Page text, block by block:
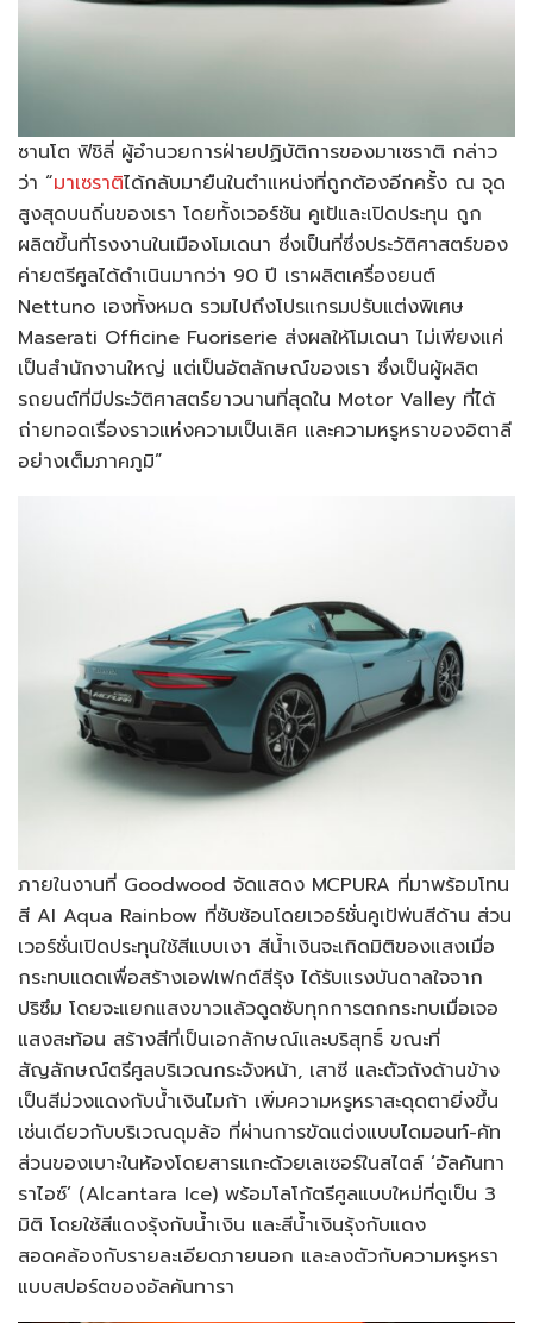
ซานโต ฟิชิลี่ ผู้อำนวยการฝ่ายปฏิบัติการของมาเซราติ กล่าว
ว่า “มาเซราติได้กลับมายืนในตำแหน่งที่ถูกต้องอีกครั้ง ณ จุด
สูงสุดบนถิ่นของเรา โดยทั้งเวอร์ชัน คูเป้และเปิดประทุน ถูก
ผลิตขึ้นที่โรงงานในเมืองโมเดนา ซึ่งเป็นที่ซึ่งประวัติศาสตร์ของ
ค่ายตรีศูลได้ดำเนินมากว่า 90 ปี เราผลิตเครื่องยนต์
Nettuno เองทั้งหมด รวมไปถึงโปรแกรมปรับแต่งพิเศษ
Maserati Officine Fuoriserie ส่งผลให้โมเดนา ไม่เพียงแค่
เป็นสำนักงานใหญ่ แต่เป็นอัตลักษณ์ของเรา ซึ่งเป็นผู้ผลิต
รถยนต์ที่มีประวัติศาสตร์ยาวนานที่สุดใน Motor Valley ที่ได้
ถ่ายทอดเรื่องราวแห่งความเป็นเลิศ และความหรูหราของอิตาลี
อย่างเต็มภาคภูมิ”
ภายในงานที่ Goodwood จัดแสดง MCPURA ที่มาพร้อมโทน
สี AI Aqua Rainbow ที่ซับซ้อนโดยเวอร์ชั่นคูเป้พ่นสีด้าน ส่วน
เวอร์ชั่นเปิดประทุนใช้สีแบบเงา สีน้ำเงินจะเกิดมิติของแสงเมื่อ
กระทบแดดเพื่อสร้างเอฟเฟกต์สีรุ้ง ได้รับแรงบันดาลใจจาก
ปริซึม โดยจะแยกแสงขาวแล้วดูดซับทุกการตกกระทบเมื่อเจอ
แสงสะท้อน สร้างสีที่เป็นเอกลักษณ์และบริสุทธิ์ ขณะที่
สัญลักษณ์ตรีศูลบริเวณกระจังหน้า, เสาซี และตัวถังด้านข้าง
เป็นสีม่วงแดงกับน้ำเงินไมก้า เพิ่มความหรูหราสะดุดตายิ่งขึ้น
เช่นเดียวกับบริเวณดุมล้อ ที่ผ่านการขัดแต่งแบบไดมอนท์-คัท
ส่วนของเบาะในห้องโดยสารแกะด้วยเลเซอร์ในสไตล์ ‘อัลคันทา
ราไอซ์’ (Alcantara Ice) พร้อมโลโก้ตรีศูลแบบใหม่ที่ดูเป็น 3
มิติ โดยใช้สีแดงรุ้งกับน้ำเงิน และสีน้ำเงินรุ้งกับแดง
สอดคล้องกับรายละเอียดภายนอก และลงตัวกับความหรูหรา
แบบสปอร์ตของอัลคันทารา